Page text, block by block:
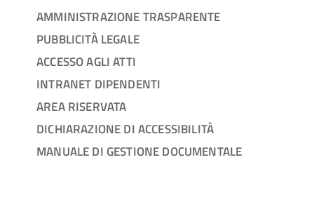
AMMINISTRAZIONE TRASPARENTE
PUBBLICITÀ LEGALE
ACCESSO AGLI ATTI
INTRANET DIPENDENTI
AREA RISERVATA
DICHIARAZIONE DI ACCESSIBILITÀ
MANUALE DI GESTIONE DOCUMENTALE